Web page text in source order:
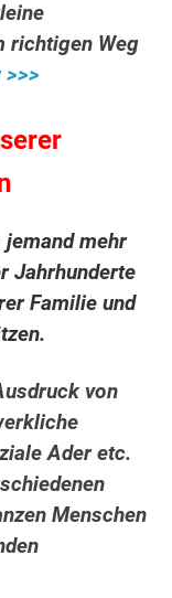
richtigen Weg
jemand mehr
Jahrhunderte
Familie und
von
Ader etc.
Menschen